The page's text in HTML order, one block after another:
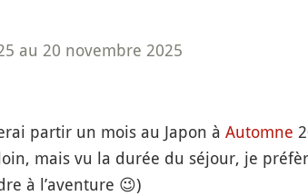
au 20 novembre 2025
partir un mois au Japon à Automne
mais vu la durée du séjour, je
à l’aventure 😉)